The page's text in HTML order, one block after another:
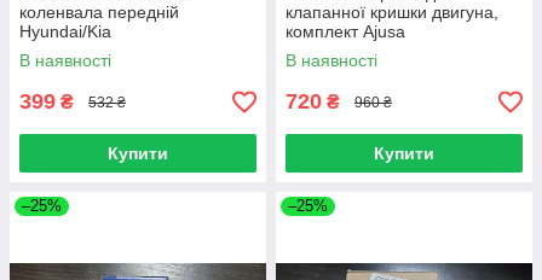
коленвала передній
Hyundai/Kia
В наявності
399 ₴ 532 ₴
Купити
клапанної кришки двигуна,
комплект Ajusa
В наявності
720 ₴ 960 ₴
Купити
–25% –25%